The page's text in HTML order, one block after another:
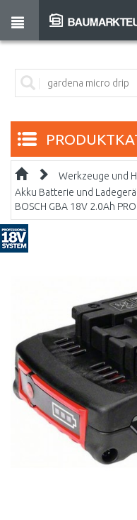
Werkzeuge und
Akku Batterie und
BOSCH GBA 18V 2.0Ah